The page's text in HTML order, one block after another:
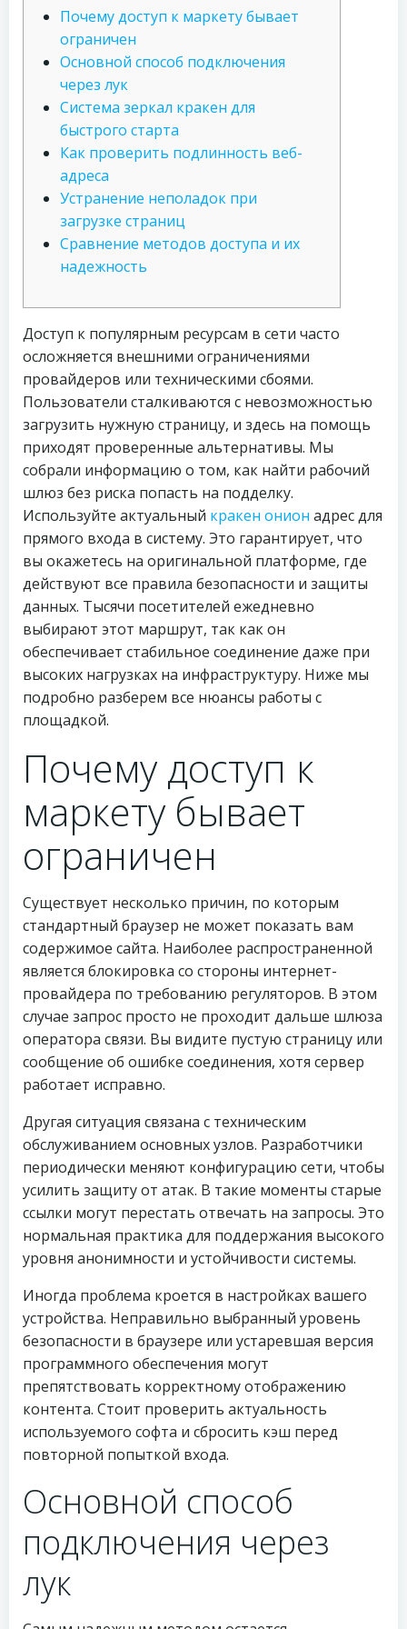
Почему доступ к маркету бывает
ограничен
Основной способ подключения
через лук
Система зеркал кракен для
быстрого старта
Как проверить подлинность веб-
адреса
Устранение неполадок при
загрузке страниц
Сравнение методов доступа и их
надежность
Доступ к популярным ресурсам в сети часто
осложняется внешними ограничениями
провайдеров или техническими сбоями.
Пользователи сталкиваются с невозможностью
загрузить нужную страницу, и здесь на помощь
приходят проверенные альтернативы. Мы
собрали информацию о том, как найти рабочий
шлюз без риска попасть на подделку.
Используйте актуальный кракен онион адрес для
прямого входа в систему. Это гарантирует, что
вы окажетесь на оригинальной платформе, где
действуют все правила безопасности и защиты
данных. Тысячи посетителей ежедневно
выбирают этот маршрут, так как он
обеспечивает стабильное соединение даже при
высоких нагрузках на инфраструктуру. Ниже мы
подробно разберем все нюансы работы с
площадкой.
Почему доступ к
маркету бывает
ограничен
Существует несколько причин, по которым
стандартный браузер не может показать вам
содержимое сайта. Наиболее распространенной
является блокировка со стороны интернет-
провайдера по требованию регуляторов. В этом
случае запрос просто не проходит дальше шлюза
оператора связи. Вы видите пустую страницу или
сообщение об ошибке соединения, хотя сервер
работает исправно.
Другая ситуация связана с техническим
обслуживанием основных узлов. Разработчики
периодически меняют конфигурацию сети, чтобы
усилить защиту от атак. В такие моменты старые
ссылки могут перестать отвечать на запросы. Это
нормальная практика для поддержания высокого
уровня анонимности и устойчивости системы.
Иногда проблема кроется в настройках вашего
устройства. Неправильно выбранный уровень
безопасности в браузере или устаревшая версия
программного обеспечения могут
препятствовать корректному отображению
контента. Стоит проверить актуальность
используемого софта и сбросить кэш перед
повторной попыткой входа.
Основной способ
подключения через
лук